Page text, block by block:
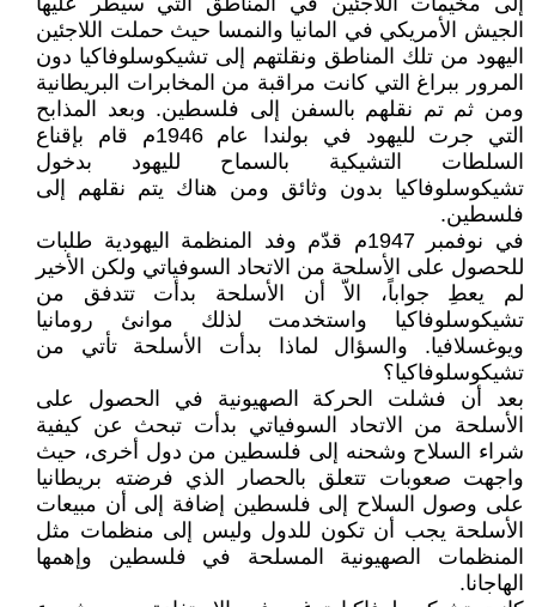
الجيش الأمريكي في المانيا والنمسا حيث حملت اللاجئين
اليهود من تلك المناطق ونقلتهم إلى تشيكوسلوفاكيا دون
المرور ببراغ التي كانت مراقبة من المخابرات البريطانية
ومن ثم تم نقلهم بالسفن إلى فلسطين. وبعد المذابح
التي جرت لليهود في بولندا عام 1946م قام بإقناع
السلطات التشيكية بالسماح لليهود بدخول
تشيكوسلوفاكيا بدون وثائق ومن هناك يتم نقلهم إلى
فلسطين.
في نوفمبر 1947م قدّم وفد المنظمة اليهودية طلبات
للحصول على الأسلحة من الاتحاد السوفياتي ولكن الأخير
لم يعطِ جواباً، الاّ أن الأسلحة بدأت تتدفق من
تشيكوسلوفاكيا واستخدمت لذلك موانئ رومانيا
ويوغسلافيا. والسؤال لماذا بدأت الأسلحة تأتي من
تشيكوسلوفاكيا؟
بعد أن فشلت الحركة الصهيونية في الحصول على
الأسلحة من الاتحاد السوفياتي بدأت تبحث عن كيفية
شراء السلاح وشحنه إلى فلسطين من دول أخرى، حيث
واجهت صعوبات تتعلق بالحصار الذي فرضته بريطانيا
على وصول السلاح إلى فلسطين إضافة إلى أن مبيعات
الأسلحة يجب أن تكون للدول وليس إلى منظمات مثل
المنظمات الصهيونية المسلحة في فلسطين وإهمها
الهاجانا.